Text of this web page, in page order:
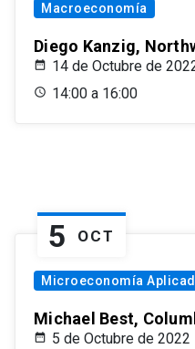
Macroeconomía
Diego Kanzig,
14 de Octubre de
14:00 a 16:00
5 OCT
Microeconomía
Michael Best,
5 de Octubre de 2022